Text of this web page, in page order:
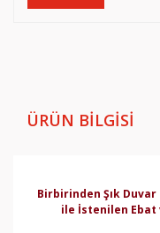
ÜRÜN BILGISI
Birbirinden Şık Duvar
ile İstenilen